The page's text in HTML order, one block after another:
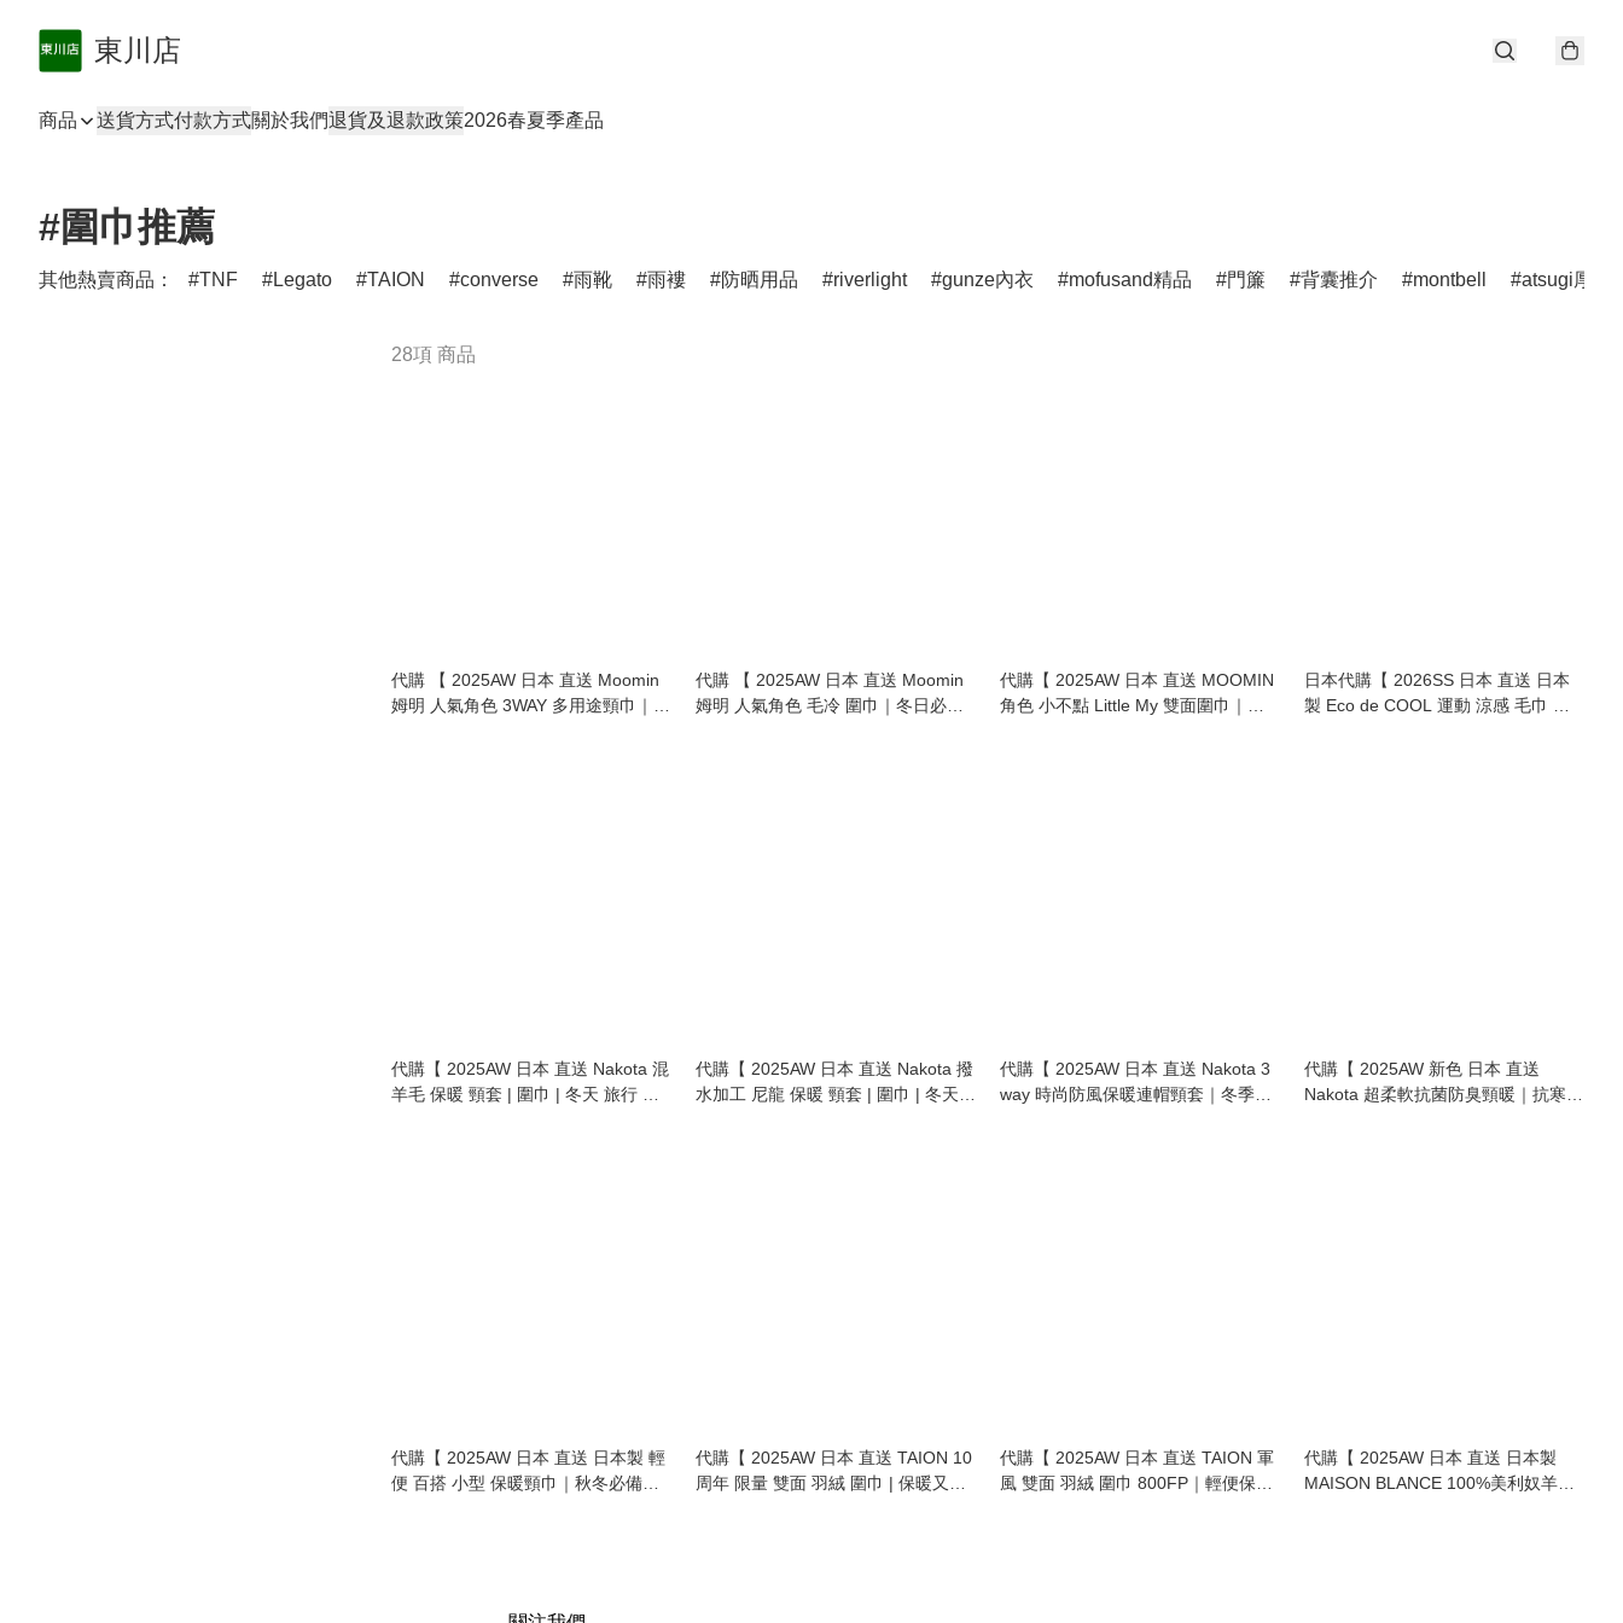
東川店
商品 送貨方式付款方式關於我們退貨及退款政策2026春夏季產品
#圍巾推薦
其他熱賣商品： TNF Legato TAION converse 雨靴 雨褸 防晒用品 riverlight gunze內衣 mofusand精品 門簾 背囊推介 montbell atsugi厚木
28項 商品
代購 【 2025AW 日本 直送 Moomin
姆明 人氣角色 3WAY 多用途頸巾｜柔
代購 【 2025AW 日本 直送 Moomin
姆明 人氣角色 毛冷 圍巾｜冬日必備
代購【 2025AW 日本 直送 MOOMIN
角色 小不點 Little My 雙面圍巾｜可
日本代購【 2026SS 日本 直送 日本
製 Eco de COOL 運動 涼感 毛巾 冰
代購【 2025AW 日本 直送 Nakota 混
羊毛 保暖 頸套 | 圍巾 | 冬天 旅行 必
代購【 2025AW 日本 直送 Nakota 撥
水加工 尼龍 保暖 頸套 | 圍巾 | 冬天
代購【 2025AW 日本 直送 Nakota 3
way 時尚防風保暖連帽頸套｜冬季必
代購【 2025AW 新色 日本 直送
Nakota 超柔軟抗菌防臭頸暖｜抗寒又
代購【 2025AW 日本 直送 日本製 輕
便 百搭 小型 保暖頸巾｜秋冬必備！
代購【 2025AW 日本 直送 TAION 10
周年 限量 雙面 羽絨 圍巾 | 保暖又多
代購【 2025AW 日本 直送 TAION 軍
風 雙面 羽絨 圍巾 800FP｜輕便保暖
代購【 2025AW 日本 直送 日本製
MAISON BLANCE 100%美利奴羊毛